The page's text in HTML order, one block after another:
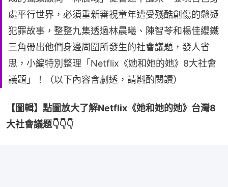
處平行世界，必須重新審視童年遭受殘酷創傷的懸疑
犯罪故事，整整九集透過林晨曦、陳智苓和楊佳纓鐵
三角帶出他們身邊周圍所發生的社會議題，發人省
思，小編特別整理「Netflix《她和她的她》8大社會
議題」！（以下內容含劇透，請斟酌閱讀）
【圖輯】點圖放大了解Netflix《她和她的她》台灣8
大社會議題👇👇👇